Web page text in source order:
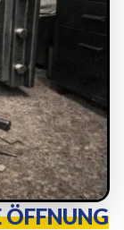
ÖFFNUNG